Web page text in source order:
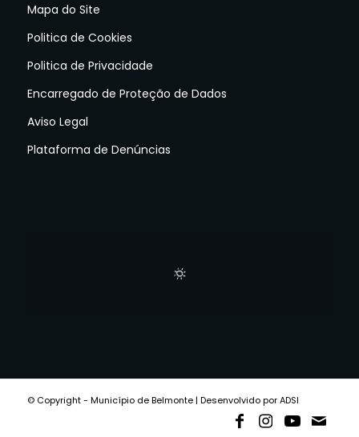
Mapa do Site
Politica de Cookies
Politica de Privacidade
Encarregado de Proteção de Dados
Aviso Legal
Plataforma de Denúncias
© Copyright - Município de Belmonte | Desenvolvido por ADSI